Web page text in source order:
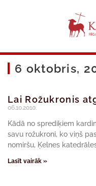
6 oktobris,
Lai Rožukronis
06.10.2010.
Kādā no sprediķiem
savu rožukroni, ko viņš
nomiršu, Ķelnes
Lasīt vairāk »